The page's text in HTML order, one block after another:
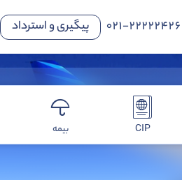
021-22222426 پیگیری و استرداد
CIP بیمه